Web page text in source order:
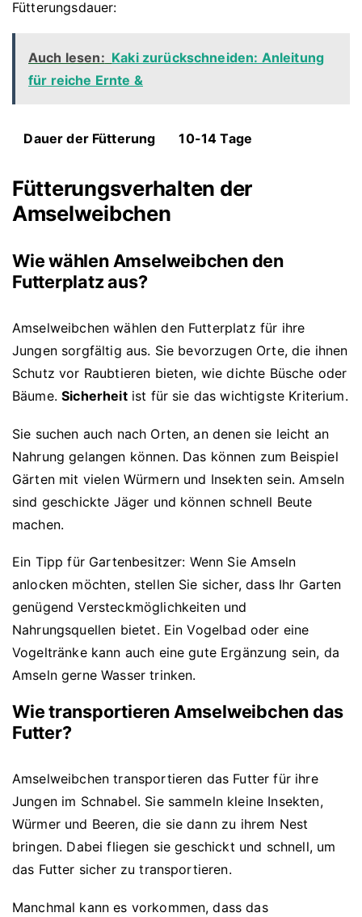
Fütterungsdauer:
Auch lesen: Kaki zurückschneiden: Anleitung
für reiche Ernte &
Dauer der Fütterung 10-14 Tage
Fütterungsverhalten der
Amselweibchen
Wie wählen Amselweibchen den
Futterplatz aus?
Amselweibchen wählen den Futterplatz für ihre
Jungen sorgfältig aus. Sie bevorzugen Orte, die ihnen
Schutz vor Raubtieren bieten, wie dichte Büsche oder
Bäume.Sicherheitist für sie das wichtigste Kriterium.
Sie suchen auch nach Orten, an denen sie leicht an
Nahrung gelangen können. Das können zum Beispiel
Gärten mit vielen Würmern und Insekten sein. Amseln
sind geschickte Jäger und können schnell Beute
machen.
Ein Tipp für Gartenbesitzer: Wenn Sie Amseln
anlocken möchten, stellen Sie sicher, dass Ihr Garten
genügend Versteckmöglichkeiten und
Nahrungsquellen bietet. Ein Vogelbad oder eine
Vogeltränke kann auch eine gute Ergänzung sein, da
Amseln gerne Wasser trinken.
Wie transportieren Amselweibchen das
Futter?
Amselweibchen transportieren das Futter für ihre
Jungen im Schnabel. Sie sammeln kleine Insekten,
Würmer und Beeren, die sie dann zu ihrem Nest
bringen. Dabei fliegen sie geschickt und schnell, um
das Futter sicher zu transportieren.
Manchmal kann es vorkommen, dass das